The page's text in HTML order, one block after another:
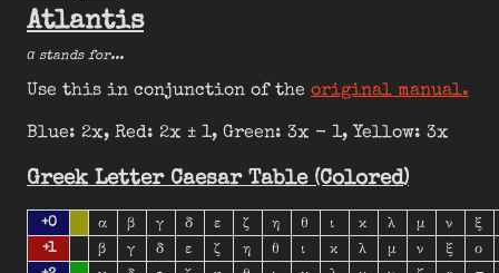
Atlantis
α stands for...
Use this in conjunction of the original manual.
Blue: 2x, Red: 2x ± 1, Green: 3x - 1, Yellow: 3x
Greek Letter Caesar Table (Colored)
+0 α β γ δ ε ζ η θ ι κ λ μ ν ξ
+1 β γ δ ε ζ η θ ι κ λ μ ν ξ ο